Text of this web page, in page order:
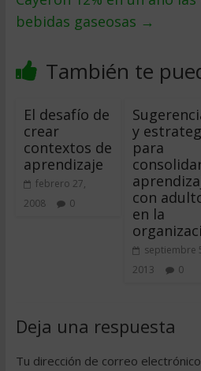
bebidas gaseosas →
También te
El desafío de
crear
contextos de
aprendizaje
febrero 27,
2008
0
y
para
con
en la
septiembre
2013
0
Deja una respuesta
Tu dirección de correo